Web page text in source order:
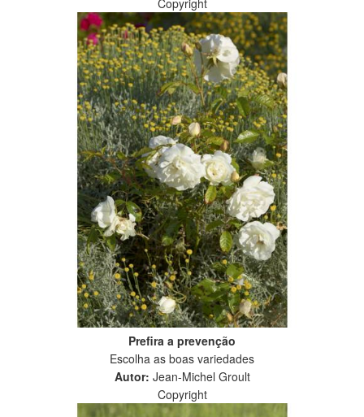
Copyright
Prefira a prevenção
Escolha as boas variedades
Autor: Jean-Michel Groult
Copyright